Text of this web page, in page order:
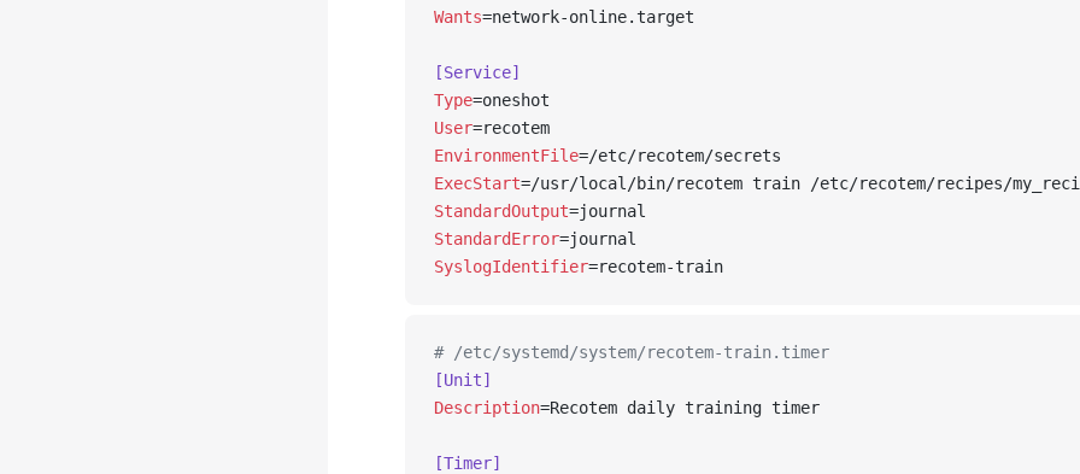
Wants=network-online.target
[Service]
Type=oneshot
User=recotem
EnvironmentFile=/etc/recotem/secrets
ExecStart=/usr/local/bin/recotem train /etc/recotem/recipes/
StandardOutput=journal
StandardError=journal
SyslogIdentifier=recotem-train
# /etc/systemd/system/recotem-train.timer
[Unit]
Description=Recotem daily training timer
[Timer]